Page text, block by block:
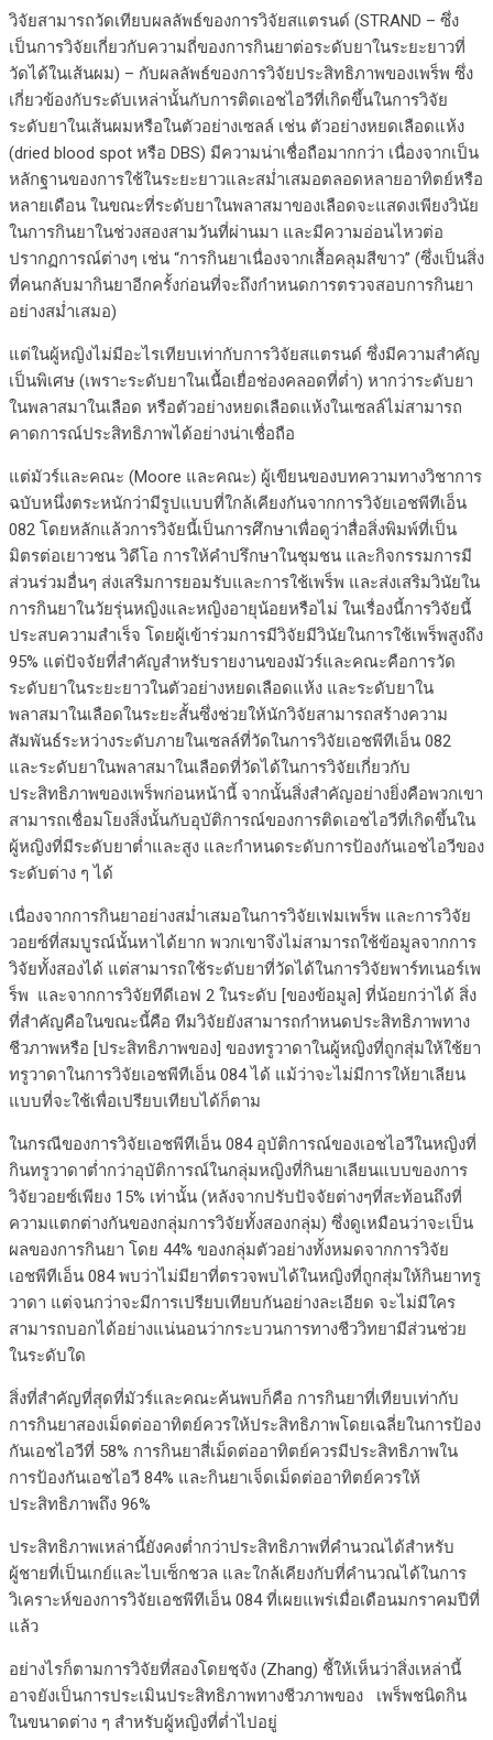
วิจัยสามารถวัดเทียบผลลัพธ์ของการวิจัยสแตรนด์ (STRAND – ซึ่ง
เป็นการวิจัยเกี่ยวกับความถี่ของการกินยาต่อระดับยาในระยะยาวที่
วัดได้ในเส้นผม) – กับผลลัพธ์ของการวิจัยประสิทธิภาพของเพร็พ ซึ่ง
เกี่ยวข้องกับระดับเหล่านั้นกับการติดเอชไอวีที่เกิดขึ้นในการวิจัย
ระดับยาในเส้นผมหรือในตัวอย่างเซลล์ เช่น ตัวอย่างหยดเลือดแห้ง
(dried blood spot หรือ DBS) มีความน่าเชื่อถือมากกว่า เนื่องจากเป็น
หลักฐานของการใช้ในระยะยาวและสม่ำเสมอตลอดหลายอาทิตย์หรือ
หลายเดือน ในขณะที่ระดับยาในพลาสมาของเลือดจะแสดงเพียงวินัย
ในการกินยาในช่วงสองสามวันที่ผ่านมา และมีความอ่อนไหวต่อ
ปรากฏการณ์ต่างๆ เช่น “การกินยาเนื่องจากเสื้อคลุมสีขาว” (ซึ่งเป็นสิ่ง
ที่คนกลับมากินยาอีกครั้งก่อนที่จะถึงกำหนดการตรวจสอบการกินยา
อย่างสม่ำเสมอ)
แต่ในผู้หญิงไม่มีอะไรเทียบเท่ากับการวิจัยสแตรนด์ ซึ่งมีความสำคัญ
เป็นพิเศษ (เพราะระดับยาในเนื้อเยื่อช่องคลอดที่ต่ำ) หากว่าระดับยา
ในพลาสมาในเลือด หรือตัวอย่างหยดเลือดแห้งในเซลล์ไม่สามารถ
คาดการณ์ประสิทธิภาพได้อย่างน่าเชื่อถือ
แต่มัวร์และคณะ (Moore และคณะ) ผู้เขียนของบทความทางวิชาการ
ฉบับหนึ่งตระหนักว่ามีรูปแบบที่ใกล้เคียงกันจากการวิจัยเอชพีทีเอ็น
082 โดยหลักแล้วการวิจัยนี้เป็นการศึกษาเพื่อดูว่าสื่อสิ่งพิมพ์ที่เป็น
มิตรต่อเยาวชน วิดีโอ การให้คำปรึกษาในชุมชน และกิจกรรมการมี
ส่วนร่วมอื่นๆ ส่งเสริมการยอมรับและการใช้เพร็พ และส่งเสริมวินัยใน
การกินยาในวัยรุ่นหญิงและหญิงอายุน้อยหรือไม่ ในเรื่องนี้การวิจัยนี้
ประสบความสำเร็จ โดยผู้เข้าร่วมการมีวิจัยมีวินัยในการใช้เพร็พสูงถึง
95% แต่ปัจจัยที่สำคัญสำหรับรายงานของมัวร์และคณะคือการวัด
ระดับยาในระยะยาวในตัวอย่างหยดเลือดแห้ง และระดับยาใน
พลาสมาในเลือดในระยะสั้นซึ่งช่วยให้นักวิจัยสามารถสร้างความ
สัมพันธ์ระหว่างระดับภายในเซลล์ที่วัดในการวิจัยเอชพีทีเอ็น 082
และระดับยาในพลาสมาในเลือดที่วัดได้ในการวิจัยเกี่ยวกับ
ประสิทธิภาพของเพร็พก่อนหน้านี้ จากนั้นสิ่งสำคัญอย่างยิ่งคือพวกเขา
สามารถเชื่อมโยงสิ่งนั้นกับอุบัติการณ์ของการติดเอชไอวีที่เกิดขึ้นใน
ผู้หญิงที่มีระดับยาต่ำและสูง และกำหนดระดับการป้องกันเอชไอวีของ
ระดับต่าง ๆ ได้
เนื่องจากการกินยาอย่างสม่ำเสมอในการวิจัยเฟมเพร็พ และการวิจัย
วอยซ์ที่สมบูรณ์นั้นหาได้ยาก พวกเขาจึงไม่สามารถใช้ข้อมูลจากการ
วิจัยทั้งสองได้ แต่สามารถใช้ระดับยาที่วัดได้ในการวิจัยพาร์ทเนอร์เพ
ร็พ และจากการวิจัยทีดีเอฟ 2 ในระดับ [ของข้อมูล] ที่น้อยกว่าได้ สิ่ง
ที่สำคัญคือในขณะนี้คือ ทีมวิจัยยังสามารถกำหนดประสิทธิภาพทาง
ชีวภาพหรือ [ประสิทธิภาพของ] ของทรูวาดาในผู้หญิงที่ถูกสุ่มให้ใช้ยา
ทรูวาดาในการวิจัยเอชพีทีเอ็น 084 ได้ แม้ว่าจะไม่มีการให้ยาเลียน
แบบที่จะใช้เพื่อเปรียบเทียบได้ก็ตาม
ในกรณีของการวิจัยเอชพีทีเอ็น 084 อุบัติการณ์ของเอชไอวีในหญิงที่
กินทรูวาดาต่ำกว่าอุบัติการณ์ในกลุ่มหญิงที่กินยาเลียนแบบของการ
วิจัยวอยซ์เพียง 15% เท่านั้น (หลังจากปรับปัจจัยต่างๆที่สะท้อนถึงที่
ความแตกต่างกันของกลุ่มการวิจัยทั้งสองกลุ่ม) ซึ่งดูเหมือนว่าจะเป็น
ผลของการกินยา โดย 44% ของกลุ่มตัวอย่างทั้งหมดจากการวิจัย
เอชพีทีเอ็น 084 พบว่าไม่มียาที่ตรวจพบได้ในหญิงที่ถูกสุ่มให้กินยาทรู
วาดา แต่จนกว่าจะมีการเปรียบเทียบกันอย่างละเอียด จะไม่มีใคร
สามารถบอกได้อย่างแน่นอนว่ากระบวนการทางชีววิทยามีส่วนช่วย
ในระดับใด
สิ่งที่สำคัญที่สุดที่มัวร์และคณะค้นพบก็คือ การกินยาที่เทียบเท่ากับ
การกินยาสองเม็ดต่ออาทิตย์ควรให้ประสิทธิภาพโดยเฉลี่ยในการป้อง
กันเอชไอวีที่ 58% การกินยาสี่เม็ดต่ออาทิตย์ควรมีประสิทธิภาพใน
การป้องกันเอชไอวี 84% และกินยาเจ็ดเม็ดต่ออาทิตย์ควรให้
ประสิทธิภาพถึง 96%
ประสิทธิภาพเหล่านี้ยังคงต่ำกว่าประสิทธิภาพที่คำนวณได้สำหรับ
ผู้ชายที่เป็นเกย์และไบเซ็กชวล และใกล้เคียงกับที่คำนวณได้ในการ
วิเคราะห์ของการวิจัยเอชพีทีเอ็น 084 ที่เผยแพร่เมื่อเดือนมกราคมปีที่
แล้ว
อย่างไรก็ตามการวิจัยที่สองโดยชฺจัง (Zhang) ชี้ให้เห็นว่าสิ่งเหล่านี้
อาจยังเป็นการประเมินประสิทธิภาพทางชีวภาพของ เพร็พชนิดกิน
ในขนาดต่าง ๆ สำหรับผู้หญิงที่ต่ำไปอยู่